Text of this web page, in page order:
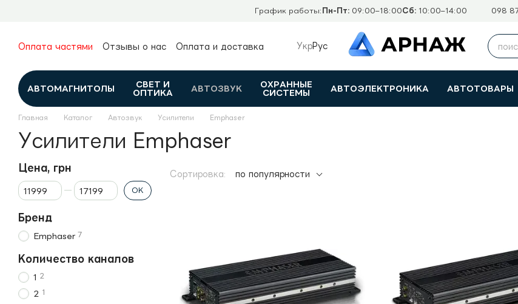
График работы: Пн-Пт:09:00–18:00Сб:10:00–14:00 098
Оплата частями Отзывы о нас
Оплата и доставка
Контакты
Каталог
УкрРус
АВТОМАГНИТОЛЫ
СВЕТ И
ОПТИКА
АВТОЗВУК
ОХРАННЫЕ
СИСТЕМЫ
АВТОЭЛЕКТРОНИКА АВТОТОВАРЫ
Главная Каталог Автозвук Усилители Emphaser
Усилители Emphaser
Сортировка: по популярности
Цена, грн
От Цена, грн
До Цена, грн
OK
Бренд
Emphaser 7
Количество каналов
1 2
2 1